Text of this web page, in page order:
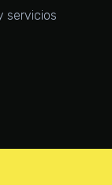
servicios